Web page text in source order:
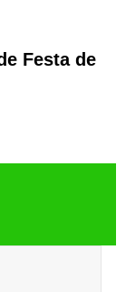
Festa de